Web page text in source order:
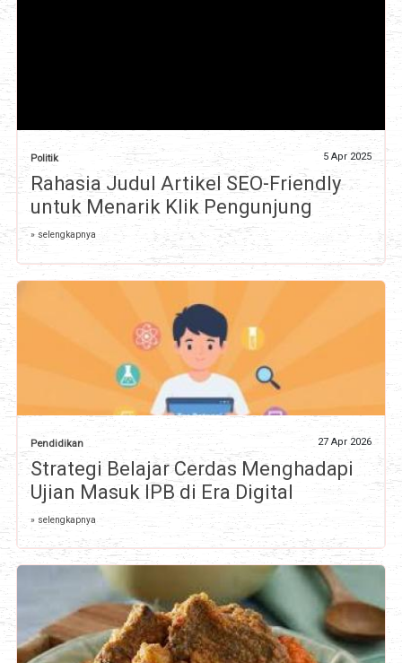
Politik 5 Apr 2025
Rahasia Judul Artikel SEO-Friendly
untuk Menarik Klik Pengunjung
» selengkapnya
Pendidikan 27 Apr 2026
Strategi Belajar Cerdas Menghadapi
Ujian Masuk IPB di Era Digital
» selengkapnya